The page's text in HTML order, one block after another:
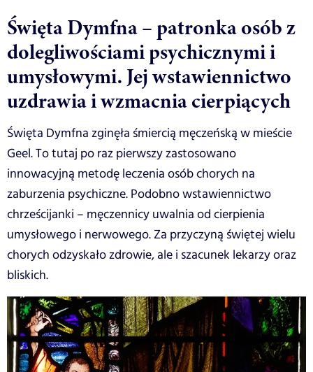
Święta Dymfna – patronka osób z
dolegliwościami psychicznymi i
umysłowymi. Jej wstawiennictwo
uzdrawia i wzmacnia cierpiących
Święta Dymfna zginęła śmiercią męczeńską w mieście
Geel. To tutaj po raz pierwszy zastosowano
innowacyjną metodę leczenia osób chorych na
zaburzenia psychiczne. Podobno wstawiennictwo
chrześcijanki – męczennicy uwalnia od cierpienia
umysłowego i nerwowego. Za przyczyną świętej wielu
chorych odzyskało zdrowie, ale i szacunek lekarzy oraz
bliskich.